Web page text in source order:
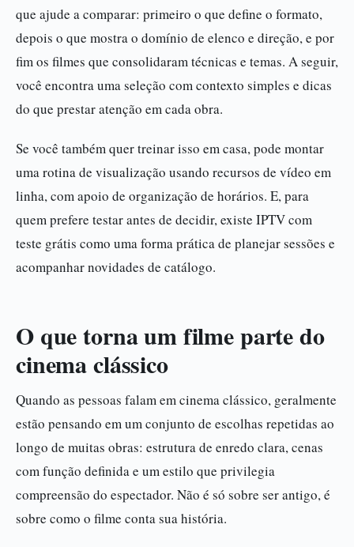
que ajude a comparar: primeiro o que define o formato,
depois o que mostra o domínio de elenco e direção, e por
fim os filmes que consolidaram técnicas e temas. A seguir,
você encontra uma seleção com contexto simples e dicas
do que prestar atenção em cada obra.
Se você também quer treinar isso em casa, pode montar
uma rotina de visualização usando recursos de vídeo em
linha, com apoio de organização de horários. E, para
quem prefere testar antes de decidir, existe IPTV com
teste grátis como uma forma prática de planejar sessões e
acompanhar novidades de catálogo.
O que torna um filme parte do
cinema clássico
Quando as pessoas falam em cinema clássico, geralmente
estão pensando em um conjunto de escolhas repetidas ao
longo de muitas obras: estrutura de enredo clara, cenas
com função definida e um estilo que privilegia
compreensão do espectador. Não é só sobre ser antigo, é
sobre como o filme conta sua história.